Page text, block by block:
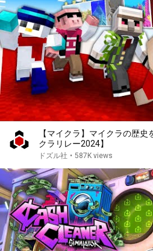
【マイクラ】マイクラの歴
クラリレー2024】
ドズル社 • 587K views